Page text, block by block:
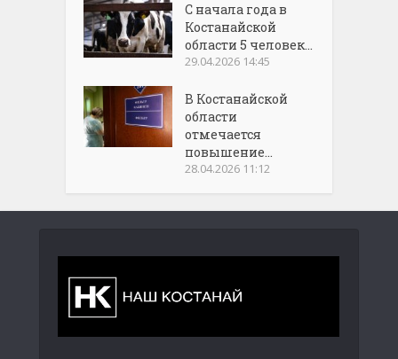
С начала года в
Костанайской
области 5 человек...
29.04.2026 14:45
В Костанайской
области
отмечается
повышение...
28.04.2026 11:12